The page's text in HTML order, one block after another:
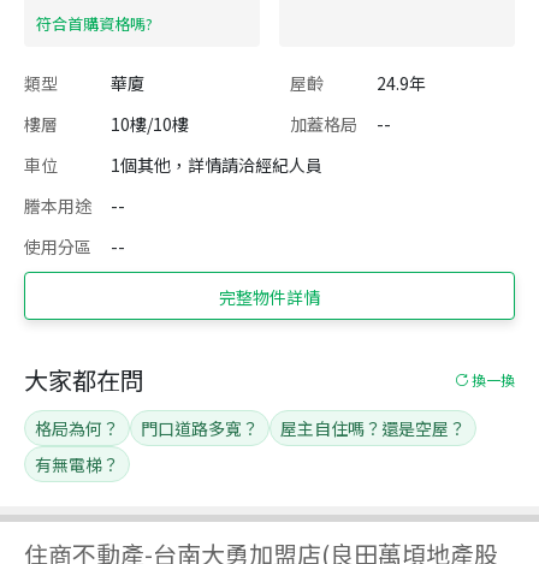
​符合首購資格嗎?
類型 華廈 屋齡
24.9年
樓層
10樓/10樓 加蓋格局
--
車位
1個其他，詳情請洽經紀人員
謄本用途
--
使用分區
--
完整物件詳情
住商不動產-台南大勇加盟店(良田萬頃地產股
大家都在問 換一換
格局為何？ 門口道路多寬？
屋主自住嗎？還是空屋？
有無電梯？